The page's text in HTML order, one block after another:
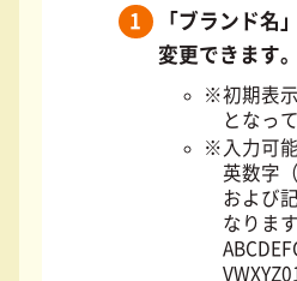
1
「ブランド名
変更できます。
初期表
となっ
入力可
英数字
および記
なります